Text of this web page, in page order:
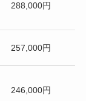
288,000円
257,000円
246,000円